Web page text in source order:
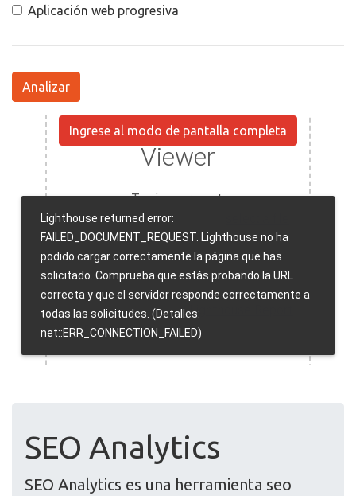
Aplicación web progresiva
Analizar
Ingrese al modo de pantalla completa
SEO Analytics
SEO Analytics es una herramienta seo